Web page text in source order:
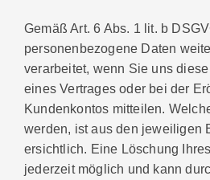
Gemäß Art. 6 Abs. 1 lit. b
personenbezogene Daten
verarbeitet, wenn Sie uns
eines Vertrages oder bei der
Kundenkontos mitteilen.
werden, ist aus den jeweiligen
ersichtlich. Eine Löschung
jederzeit möglich und kann